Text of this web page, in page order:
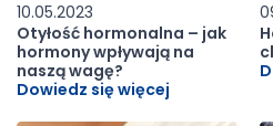
10.05.2023
Otyłość hormonalna – jak
hormony wpływają na
naszą wagę?
Dowiedz się więcej